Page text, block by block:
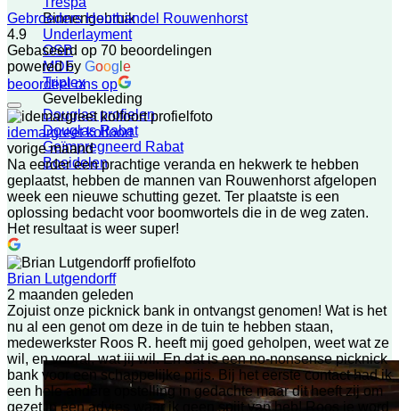
Binnengebruik
Underlayment
OSB
MDF
Triplex
Gevelbekleding
Douglas profielen
Douglas Rabat
Geïmpregneerd Rabat
Boeidelen
Gebroeders Houthandel Rouwenhorst
4.9
Gebaseerd op 70 beoordelingen
powered by Goog e
beoordeel ons op
idemargreet kolfoort
vorige maand
Na eerder een prachtige veranda en hekwerk te hebben
geplaatst, hebben de mannen van Rouwenhorst afgelopen
week een nieuwe schutting gezet. Ter plaatste is een
oplossing bedacht voor boomwortels die in de weg zaten.
Het resultaat is weer super!
Brian Lutgendorff
2 maanden geleden
Zojuist onze picknick bank in ontvangst genomen! Wat is het
nu al een genot om deze in de tuin te hebben staan,
medewerkster Roos R. heeft mij goed geholpen, weet wat ze
wil, en vooral, wat jij wil. En dat is een no-nonsense picknick
bank voor een schappelijke prijs. Bij het eerste contact had ik
een hele andere opstelling in gedachte maar dit heeft zij om
gezet in een advies waar ik geen spijt van heb! Roos je word